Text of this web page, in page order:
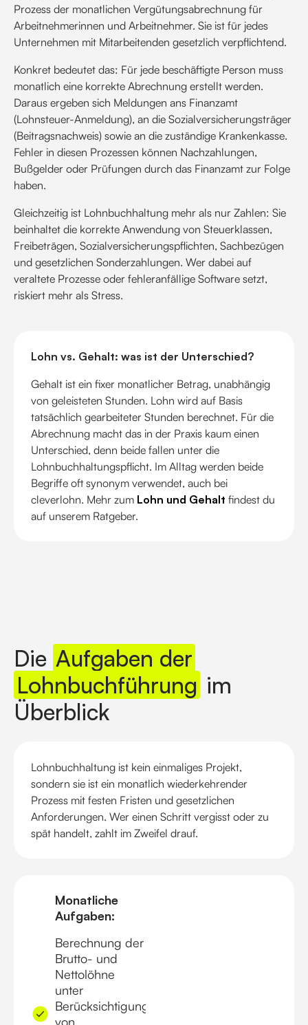
Prozess der monatlichen Vergütungsabrechnung für
Arbeitnehmerinnen und Arbeitnehmer. Sie ist für jedes
Unternehmen mit Mitarbeitenden gesetzlich verpflichtend.
Konkret bedeutet das: Für jede beschäftigte Person muss
monatlich eine korrekte Abrechnung erstellt werden.
Daraus ergeben sich Meldungen ans Finanzamt
(Lohnsteuer-Anmeldung), an die Sozialversicherungsträger
(Beitragsnachweis) sowie an die zuständige Krankenkasse.
Fehler in diesen Prozessen können Nachzahlungen,
Bußgelder oder Prüfungen durch das Finanzamt zur Folge
haben.
Gleichzeitig ist Lohnbuchhaltung mehr als nur Zahlen: Sie
beinhaltet die korrekte Anwendung von Steuerklassen,
Freibeträgen, Sozialversicherungspflichten, Sachbezügen
und gesetzlichen Sonderzahlungen. Wer dabei auf
veraltete Prozesse oder fehleranfällige Software setzt,
riskiert mehr als Stress.
Lohn vs. Gehalt: was ist der Unterschied?
Gehalt ist ein fixer monatlicher Betrag, unabhängig
von geleisteten Stunden. Lohn wird auf Basis
tatsächlich gearbeiteter Stunden berechnet. Für die
Abrechnung macht das in der Praxis kaum einen
Unterschied, denn beide fallen unter die
Lohnbuchhaltungspflicht. Im Alltag werden beide
Begriffe oft synonym verwendet, auch bei
cleverlohn. Mehr zum Lohn und Gehalt findest du
auf unserem Ratgeber.
Die Aufgaben der
Lohnbuchführung im
Überblick
Lohnbuchhaltung ist kein einmaliges Projekt,
sondern sie ist ein monatlich wiederkehrender
Prozess mit festen Fristen und gesetzlichen
Anforderungen. Wer einen Schritt vergisst oder zu
spät handelt, zahlt im Zweifel drauf.
Monatliche
Aufgaben:
Berechnung der
Brutto- und
Nettolöhne
unter
Berücksichtigung
von